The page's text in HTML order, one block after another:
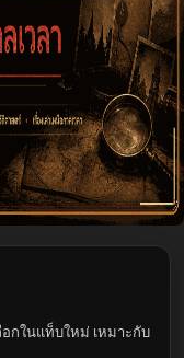
กในแท็บใหม่ เหมาะกับ